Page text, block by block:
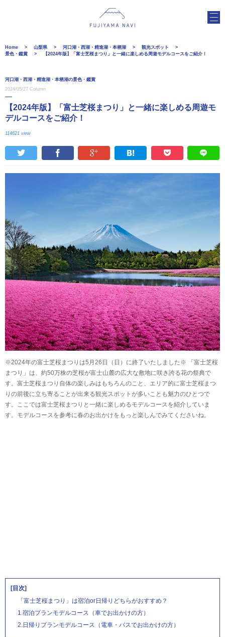
Home 山梨県 河口湖・西湖・精進湖・本栖湖
観光スポット
景色・鑑賞
【2024年版】「富士芝桜まつり」と一緒に楽しめる周遊モデルコースをご紹介！
河口湖・西湖・精進湖・本栖湖の景色・鑑賞
2024/05/27 Column
【2024年版】「富士芝桜まつり」と一緒に楽しめる周遊モ
デルコースをご紹介！
114621 view
※2024年の富士芝桜まつりは5月26日（日）に終了いたしました※ 「富士芝桜
まつり」は、約50万株の芝桜が富士山麓の広大な敷地に咲き誇る花の祭典で
す。富士芝桜まつり自体の楽しみはもちろんのこと、エリア的に富士芝桜まつ
りの前後に立ち寄ることが出来る観光スポットが多いことも魅力のひとつで
す。ここでは富士芝桜まつりと一緒に楽しめるモデルコースを紹介していま
す。モデルコースを参考に春のお出かけをもっと楽しんでみてくださいね。
[目次]
「富士芝桜まつり」は宿泊or日帰りどちらがおすすめ？
1.宿泊プランモデルコース（車でお出かけの方）
2.日帰りプランモデルコース（電車・バスでお出かけの方）